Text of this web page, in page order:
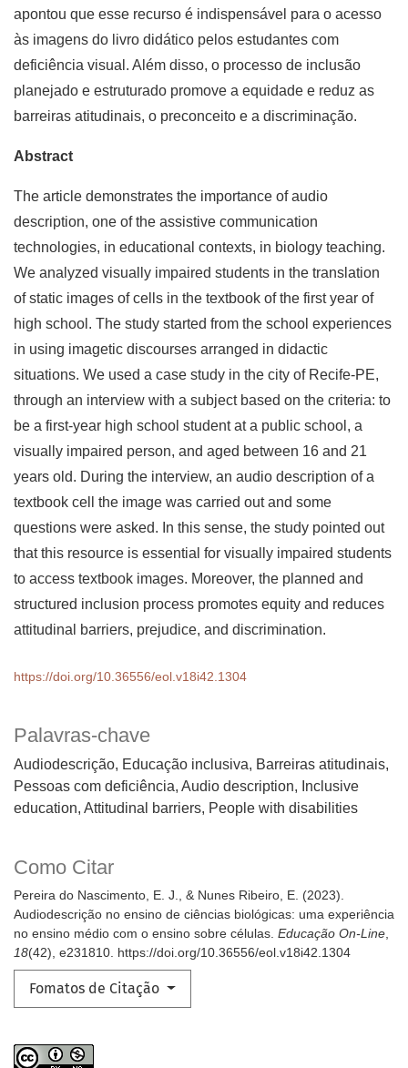
Palavras-chave
Audiodescrição, Educação inclusiva, Barreiras atitudinais,
Pessoas com deficiência Audio description, Inclusive
education, Attitudinal barriers, People with disabilities
Como Citar
Pereira do Nascimento, E. J., & Nunes Ribeiro, E. (2023).
Audiodescrição no ensino de ciências biológicas: uma experiência
no ensino médio com o ensino sobre células. Educação On-Line,
18(42), e231810. https://doi.org/10.36556/eol.v18i42.1304
Fomatos de Citação
apontou que esse recurso é indispensável para o acesso
às imagens do livro didático pelos estudantes com
deficiência visual. Além disso, o processo de inclusão
planejado e estruturado promove a equidade e reduz as
barreiras atitudinais, o preconceito e a discriminação.
Abstract
The article demonstrates the importance of audio
description, one of the assistive communication
technologies, in educational contexts, in biology teaching.
We analyzed visually impaired students in the translation
of static images of cells in the textbook of the first year of
high school. The study started from the school experiences
in using imagetic discourses arranged in didactic
situations. We used a case study in the city of Recife-PE,
through an interview with a subject based on the criteria: to
be a first-year high school student at a public school, a
visually impaired person, and aged between 16 and 21
years old. During the interview, an audio description of a
textbook cell the image was carried out and some
questions were asked. In this sense, the study pointed out
that this resource is essential for visually impaired students
to access textbook images. Moreover, the planned and
structured inclusion process promotes equity and reduces
attitudinal barriers, prejudice, and discrimination.
https://doi.org/10.36556/eol.v18i42.1304